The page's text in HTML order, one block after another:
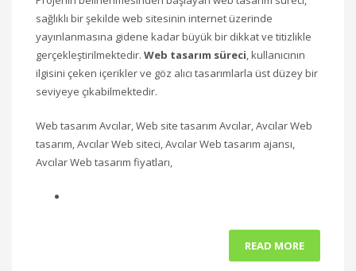
sağlıklı bir şekilde web sitesinin internet üzerinde
yayınlanmasına gidene kadar büyük bir dikkat ve titizlikle
gerçekleştirilmektedir. Web tasarım süreci, kullanıcının
ilgisini çeken içerikler ve göz alıcı tasarımlarla üst düzey bir
seviyeye çıkabilmektedir.
Web tasarım Avcılar, Web site tasarım Avcılar, Avcılar Web
tasarım, Avcılar Web siteci, Avcılar Web tasarım ajansı,
Avcılar Web tasarım fiyatları,
READ MORE